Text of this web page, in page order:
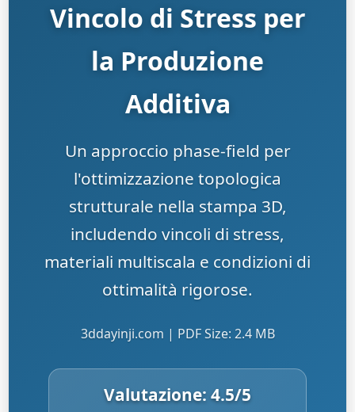
Vincolo di Stress per
la Produzione
Additiva
Un approccio phase-field per
l'ottimizzazione topologica
strutturale nella stampa 3D,
includendo vincoli di stress,
materiali multiscala e condizioni di
ottimalità rigorose.
3ddayinji.com | PDF Size: 2.4 MB
Valutazione: 4.5/5